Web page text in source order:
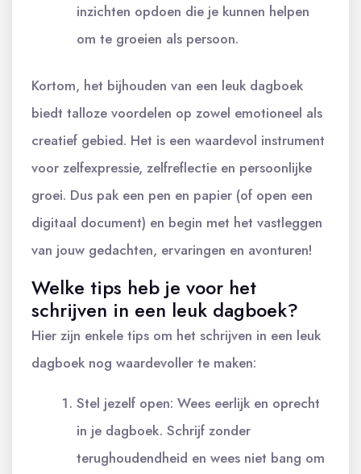
inzichten opdoen die je kunnen helpen
om te groeien als persoon.
Kortom, het bijhouden van een leuk dagboek
biedt talloze voordelen op zowel emotioneel als
creatief gebied. Het is een waardevol instrument
voor zelfexpressie, zelfreflectie en persoonlijke
groei. Dus pak een pen en papier (of open een
digitaal document) en begin met het vastleggen
van jouw gedachten, ervaringen en avonturen!
Welke tips heb je voor het
schrijven in een leuk dagboek?
Hier zijn enkele tips om het schrijven in een leuk
dagboek nog waardevoller te maken:
Stel jezelf open: Wees eerlijk en oprecht
in je dagboek. Schrijf zonder
terughoudendheid en wees niet bang om